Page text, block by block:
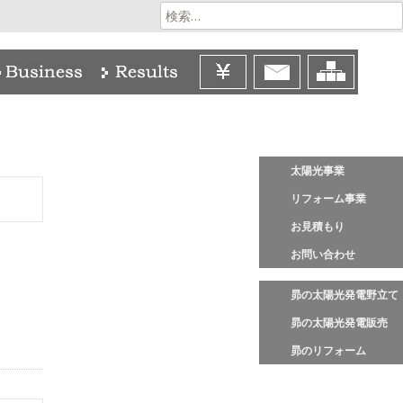
太陽光事業
リフォーム事業
お見積もり
お問い合わせ
昴の太陽光発電野立て
昴の太陽光発電販売
昴のリフォーム
検
索: